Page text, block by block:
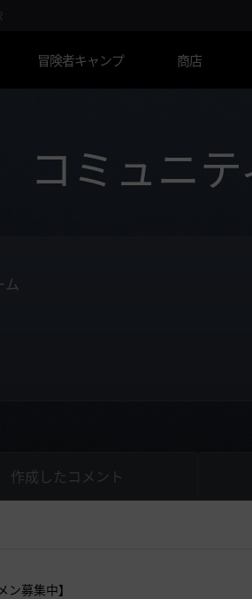
冒険者キャンプ 商店
コミュニ
ム
作成したコメント
募集中】